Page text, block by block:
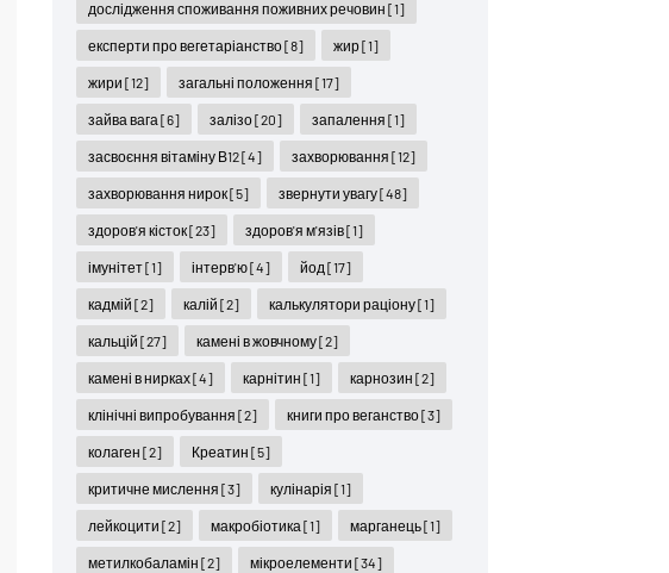
дослідження споживання поживних речовин[1]
експерти про вегетаріанство[8] жир[1]
жири[12] загальні положення[17]
зайва вага[6] залізо[20] запалення[1]
засвоєння вітаміну В12[4] захворювання[12]
захворювання нирок[5] звернути увагу[48]
здоров'я кісток[23] здоров'я м'язів[1]
імунітет[1] інтерв'ю[4] йод[17]
кадмій[2] калій[2] калькулятори раціону[1]
кальцій[27] камені в жовчному[2]
камені в нирках[4] карнітин[1] карнозин[2]
клінічні випробування[2] книги про веганство[3]
колаген[2] Креатин[5]
критичне мислення[3] кулінарія[1]
лейкоцити[2] макробіотика[1] марганець[1]
метилкобаламін[2] мікроелементи[34]